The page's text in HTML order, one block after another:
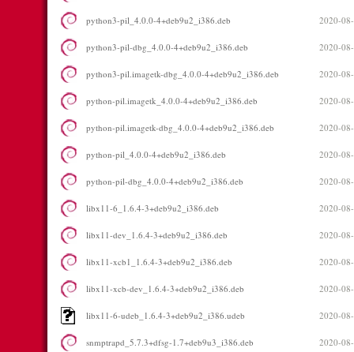
python3-pil_4.0.0-4+deb9u2_i386.deb 2020-
python3-pil-dbg_4.0.0-4+deb9u2_i386.deb 2020-
python3-pil.imagetk-dbg_4.0.0-4+deb9u2_i386.deb 2020-
python-pil.imagetk_4.0.0-4+deb9u2_i386.deb 2020-
python-pil.imagetk-dbg_4.0.0-4+deb9u2_i386.deb 2020-
python-pil_4.0.0-4+deb9u2_i386.deb 2020-
python-pil-dbg_4.0.0-4+deb9u2_i386.deb 2020-
libx11-6_1.6.4-3+deb9u2_i386.deb 2020-
libx11-dev_1.6.4-3+deb9u2_i386.deb 2020-
libx11-xcb1_1.6.4-3+deb9u2_i386.deb 2020-
libx11-xcb-dev_1.6.4-3+deb9u2_i386.deb 2020-
libx11-6-udeb_1.6.4-3+deb9u2_i386.udeb 2020-
snmptrapd_5.7.3+dfsg-1.7+deb9u3_i386.deb 2020-